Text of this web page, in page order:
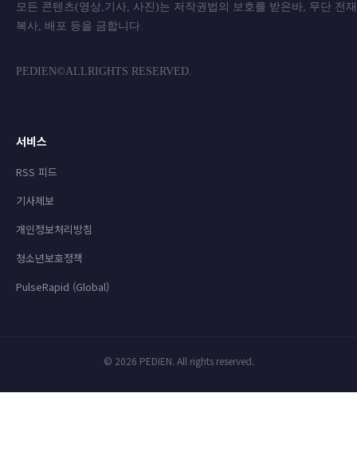
모든 콘텐츠(영상,기사, 사진)는 저작권법의 보호를 받은바, 무단 전
복사, 배포 등을 금합니
PEDIEN©ALLRIGHTS RESERVED.
서비스
RSS 피드
기사제보
개인정보처리방침
청소년보호정책
PulseRapid (Global)
© 2026 PEDIEN. All rights reserved.